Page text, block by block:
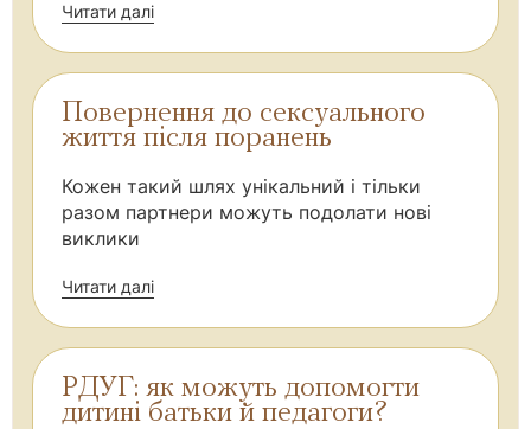
Читати далі
Повернення до сексуального
життя після поранень
Кожен такий шлях унікальний і тільки
разом партнери можуть подолати нові
виклики
Читати далі
РДУГ: як можуть допомогти
дитині батьки й педагоги?